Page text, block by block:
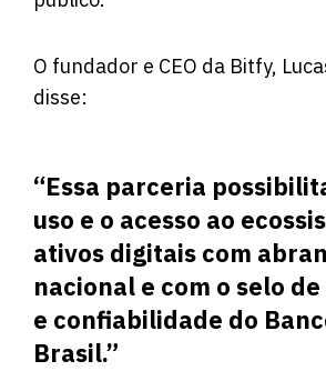
O fundador e CEO da Bitfy,
disse:
“Essa parceria
uso e o acesso ao
ativos digitais com
nacional e com o selo
e confiabilidade do
Brasil.”